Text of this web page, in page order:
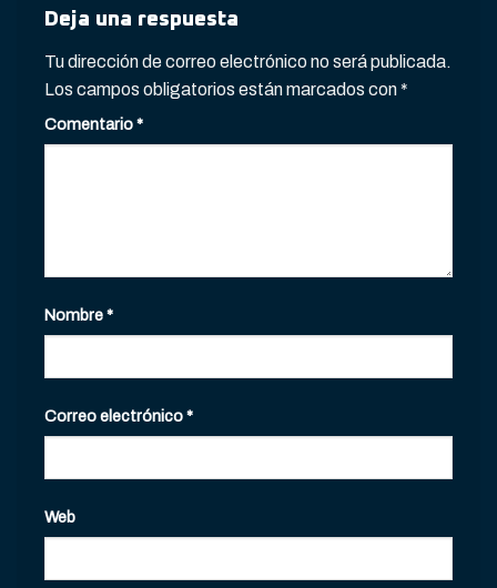
Deja una respuesta
Tu dirección de correo electrónico no será publicada.
Los campos obligatorios están marcados con*
Comentario*
Nombre*
Correo electrónico*
Web